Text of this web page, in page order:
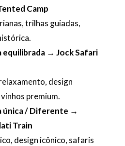
Camp
trilhas guiadas,
equilibrada → Jock Safari
design
premium.
única / Diferente →
Train
design icônico, safaris